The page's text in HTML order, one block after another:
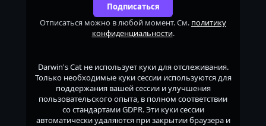
Подписаться
Отписаться можно в любой момент. См. политику
конфиденциальности.
Darwin's Catне использует куки для отслеживания.
Только необходимые куки сессии используются для
поддержания вашей сессии и улучшения
пользовательского опыта, в полном соответствии
со стандартами GDPR. Эти куки сессии
автоматически удаляются при закрытии браузера и